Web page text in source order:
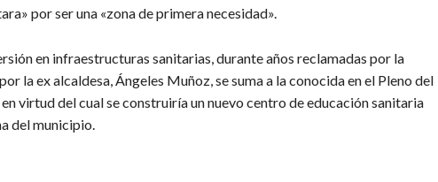
por ser una «zona de primera necesidad».
en infraestructuras sanitarias, durante años reclamadas por la
la ex alcaldesa, Ángeles Muñoz, se suma a la conocida en el Pleno del
virtud del cual se construiría un nuevo centro de educación sanitaria
del municipio.